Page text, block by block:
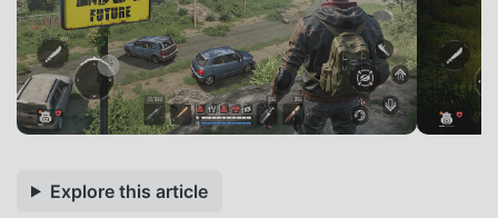
Explore this article